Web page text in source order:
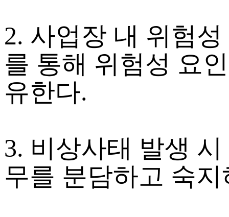
2. 사업장 내 위험
를 통해 위험성 요
유한다.
3. 비상사태 발생
무를 분담하고 숙